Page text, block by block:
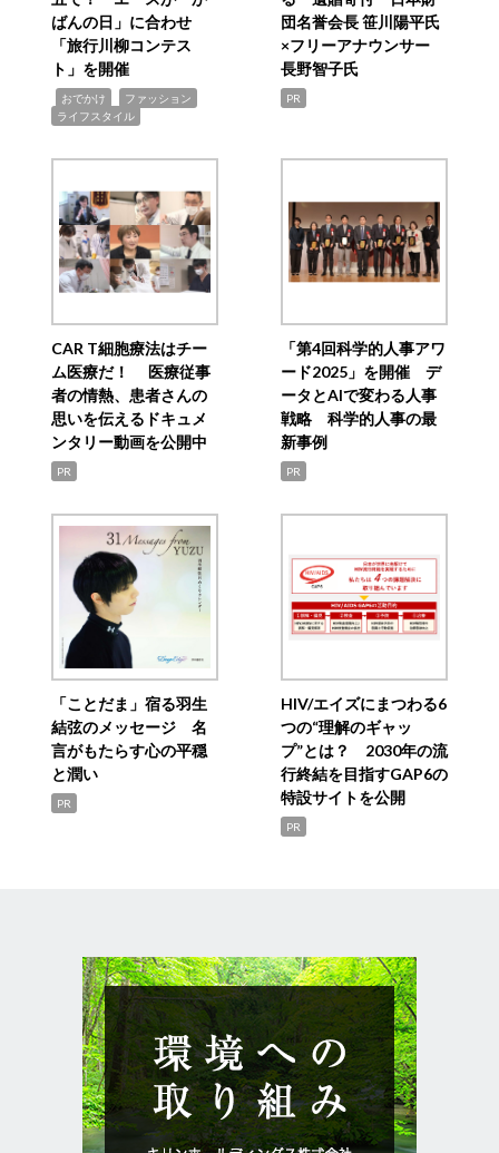
ばんの日」に合わせ
「旅行川柳コンテス
ト」を開催
おでかけ ファッション
ライフスタイル
団名誉会長 笹川陽平氏
×フリーアナウンサー
長野智子氏
PR
CAR T細胞療法はチー
ム医療だ！ 医療従事
者の情熱、患者さんの
思いを伝えるドキュメ
ンタリー動画を公開中
PR
「第4回科学的人事アワ
ード2025」を開催 デ
ータとAIで変わる人事
戦略 科学的人事の最
新事例
PR
「ことだま」宿る羽生
結弦のメッセージ 名
言がもたらす心の平穏
と潤い
PR
HIV/エイズにまつわる6
つの“理解のギャッ
プ”とは？ 2030年の流
行終結を目指すGAP6の
特設サイトを公開
PR